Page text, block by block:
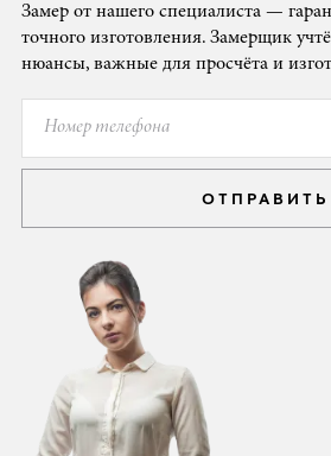
Замер от нашего специалиста —
точного изготовления. Замерщик
нюансы, важные для просчёта и
ОТПРАВИТЬ